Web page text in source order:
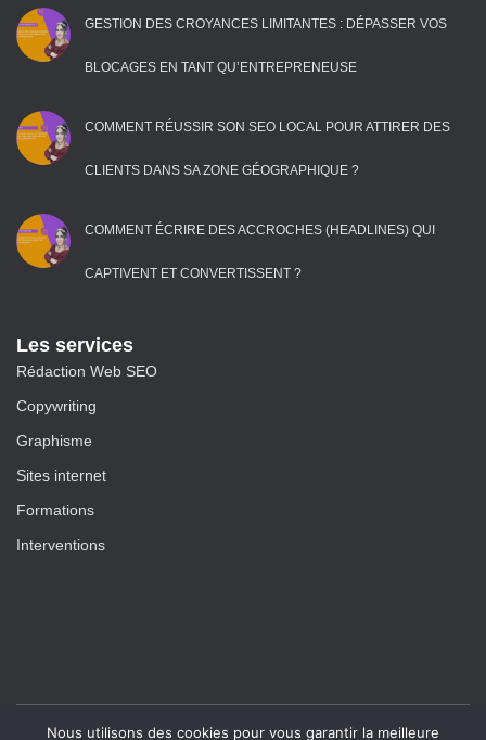
GESTION DES CROYANCES LIMITANTES : DÉPASSER VOS
BLOCAGES EN TANT QU’ENTREPRENEUSE
COMMENT RÉUSSIR SON SEO LOCAL POUR ATTIRER DES
CLIENTS DANS SA ZONE GÉOGRAPHIQUE ?
COMMENT ÉCRIRE DES ACCROCHES (HEADLINES) QUI
CAPTIVENT ET CONVERTISSENT ?
Les services
Rédaction Web SEO
Copywriting
Graphisme
Sites internet
Formations
Interventions
Nous utilisons des cookies pour vous garantir la meilleure